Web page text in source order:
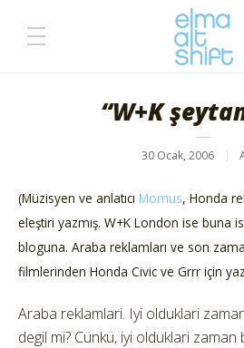
“W+K
30 Ocak, 2006
(Müzisyen ve anlatıcı Momus, Honda
eleştiri yazmış. W+K London ise buna
bloguna. Araba reklamları ve son
filmlerinden Honda Civic ve Grrr için
Araba reklamlari. Iyi olduklari
degil mi? Cünkü, iyi olduklari